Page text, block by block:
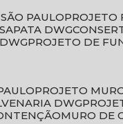
PAULO
DWG
PROJETO DE
PROJETO
DWG
MURO